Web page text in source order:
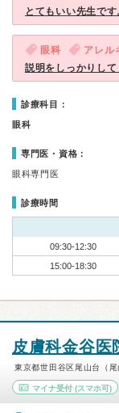
とてもいい先生です
眼科 アレル
説明をしっかりし
診療科目：
眼科
専門医・資格：
眼科専門医
診療時間
09:30-12:30
15:00-18:30
皮膚科金谷医
東京都世田谷区尾山台（
マイナ受付 (スマホ可)